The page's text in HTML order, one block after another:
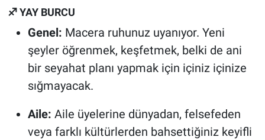
♐ YAY BURCU
Genel: Macera ruhunuz uyanıyor. Yeni
şeyler öğrenmek, keşfetmek, belki de ani
bir seyahat planı yapmak için içiniz içinize
sığmayacak.
Aile: Aile üyelerine dünyadan, felsefeden
veya farklı kültürlerden bahsettiğiniz keyifli